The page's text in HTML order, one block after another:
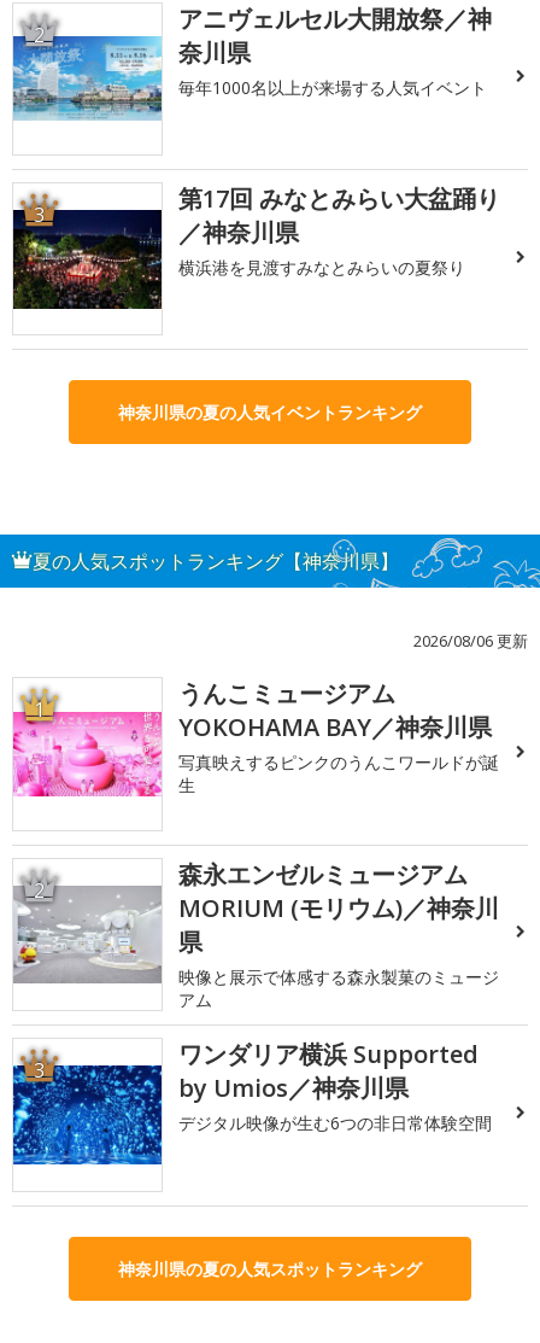
2
アニヴェルセル大開放祭／神
奈川県
毎年1000名以上が来場する人気イベント
3
第17回 みなとみらい大盆踊り
／神奈川県
横浜港を見渡すみなとみらいの夏祭り
神奈川県の夏の人気イベントランキング
夏の人気スポットランキング【神奈川県】
2026/08/06 更新
1
うんこミュージアム
YOKOHAMA BAY／神奈川県
写真映えするピンクのうんこワールドが誕
生
2
森永エンゼルミュージアム
MORIUM (モリウム)／神奈川
県
映像と展示で体感する森永製菓のミュージ
アム
3
ワンダリア横浜 Supported
by Umios／神奈川県
デジタル映像が生む6つの非日常体験空間
神奈川県の夏の人気スポットランキング